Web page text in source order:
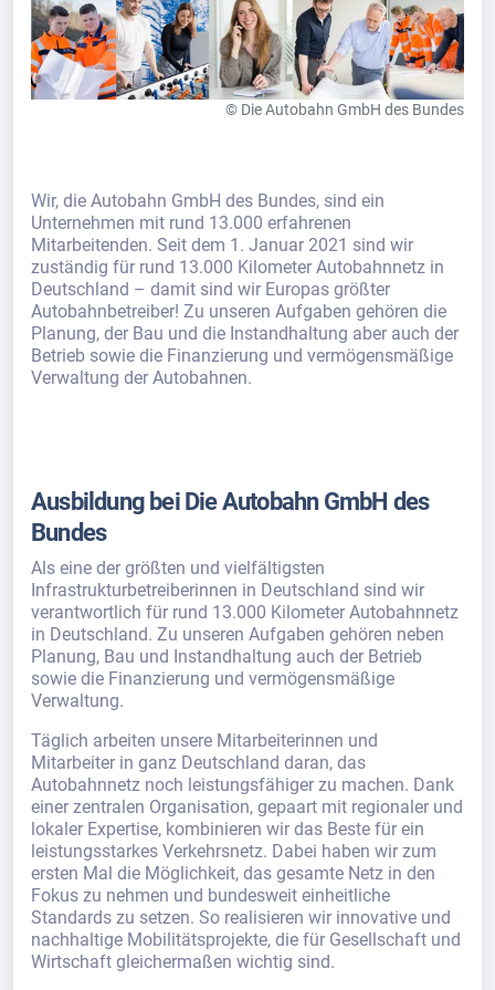
© Die Autobahn GmbH des Bundes
Wir, die Autobahn GmbH des Bundes, sind ein
Unternehmen mit rund 13.000 erfahrenen
Mitarbeitenden. Seit dem 1. Januar 2021 sind wir
zuständig für rund 13.000 Kilometer Autobahnnetz in
Deutschland – damit sind wir Europas größter
Autobahnbetreiber! Zu unseren Aufgaben gehören die
Planung, der Bau und die Instandhaltung aber auch der
Betrieb sowie die Finanzierung und vermögensmäßige
Verwaltung der Autobahnen.
Ausbildung bei Die Autobahn GmbH des
Bundes
Als eine der größten und vielfältigsten
Infrastrukturbetreiberinnen in Deutschland sind wir
verantwortlich für rund 13.000 Kilometer Autobahnnetz
in Deutschland. Zu unseren Aufgaben gehören neben
Planung, Bau und Instandhaltung auch der Betrieb
sowie die Finanzierung und vermögensmäßige
Verwaltung.
Täglich arbeiten unsere Mitarbeiterinnen und
Mitarbeiter in ganz Deutschland daran, das
Autobahnnetz noch leistungsfähiger zu machen. Dank
einer zentralen Organisation, gepaart mit regionaler und
lokaler Expertise, kombinieren wir das Beste für ein
leistungsstarkes Verkehrsnetz. Dabei haben wir zum
ersten Mal die Möglichkeit, das gesamte Netz in den
Fokus zu nehmen und bundesweit einheitliche
Standards zu setzen. So realisieren wir innovative und
nachhaltige Mobilitätsprojekte, die für Gesellschaft und
Wirtschaft gleichermaßen wichtig sind.